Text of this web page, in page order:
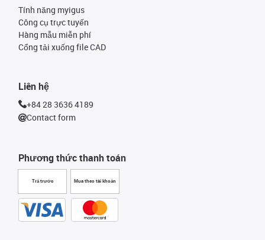
Phương thức thanh toán
Trả trước Mua theo tài khoản
Tính năng myigus
Công cụ trực tuyến
Hàng mẫu miễn phí
Cổng tải xuống file CAD
Liên hệ
+84 28 3636 4189
Contact form